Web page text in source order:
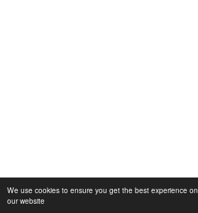
We use cookies to ensure you get the best experience on
our website